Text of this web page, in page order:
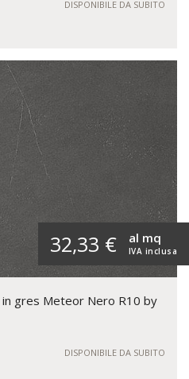
DISPONIBILE DA SUBITO
32,33 € IVA inclusa
al mq
gres Meteor Nero R10 by
DISPONIBILE DA SUBITO